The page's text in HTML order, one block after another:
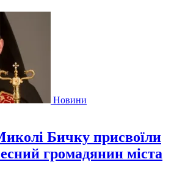
Новини
Бичку присвоїли
громадянин міста